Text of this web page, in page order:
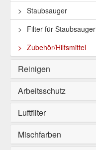
Staubsauger
Filter für Staubsauger
Zubehör/Hilfsmittel
Reinigen
Arbeitsschutz
Luftfilter
Mischfarben